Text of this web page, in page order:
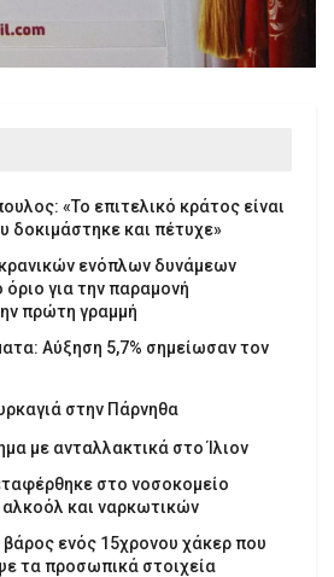
«Το επιτελικό κράτος είναι
δοκιμάστηκε και πέτυχε»
ενόπλων δυνάμεων
όριο για την παραμονή
πρώτη γραμμή
Αύξηση 5,7% σημείωσαν τον
στην Πάρνηθα
με ανταλλακτικά στο Ίλιον
στο νοσοκομείο
και ναρκωτικών
βάρος ενός 15χρονου χάκερ που
τα προσωπικά στοιχεία